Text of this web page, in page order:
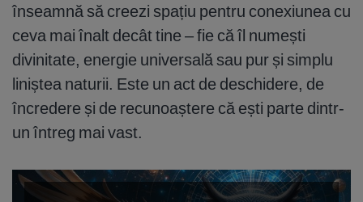
înseamnă să creezi spațiu pentru conexiunea cu
ceva mai înalt decât tine – fie că îl numești
divinitate, energie universală sau pur și simplu
liniștea naturii. Este un act de deschidere, de
încredere și de recunoaștere că ești parte dintr-
un întreg mai vast.